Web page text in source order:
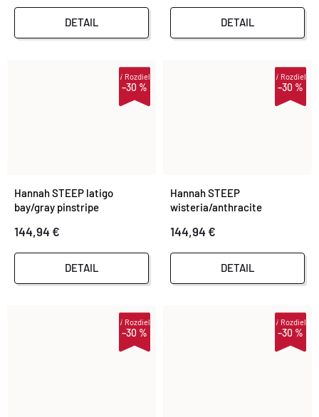
DETAIL DETAIL
–30 %
iRozdiel
Hannah STEEP latigo
bay/gray pinstripe
144,94 €
DETAIL
–30 %
iRozdiel
Hannah STEEP
wisteria/anthracite
144,94 €
DETAIL
–30 %
iRozdiel
–30 %
iRozdiel